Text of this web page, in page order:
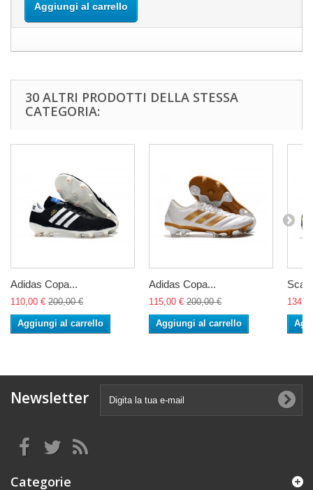
Aggiungi al carrello
30 ALTRI PRODOTTI DELLA STESSA
CATEGORIA:
Adidas Copa...
110,00 € 200,00 €
Aggiungi al carrello
Adidas Copa...
115,00 € 200,00 €
Aggiungi al carrello
Newsletter
Categorie